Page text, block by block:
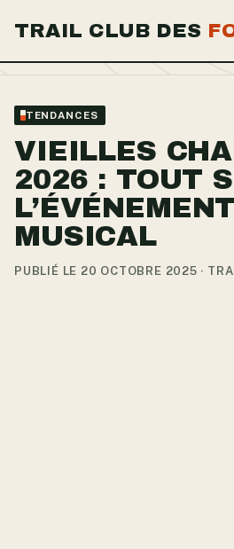
TRAIL CLUB DES
TENDANCES
VIEILLES
2026 : TOUT
L’ÉVÉNEMENT
MUSICAL
PUBLIÉ LE 20 OCTOBRE 2025 ·